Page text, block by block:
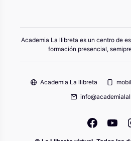
Academia La llibreta es un centro de
formación presencial,
Academia La llibreta